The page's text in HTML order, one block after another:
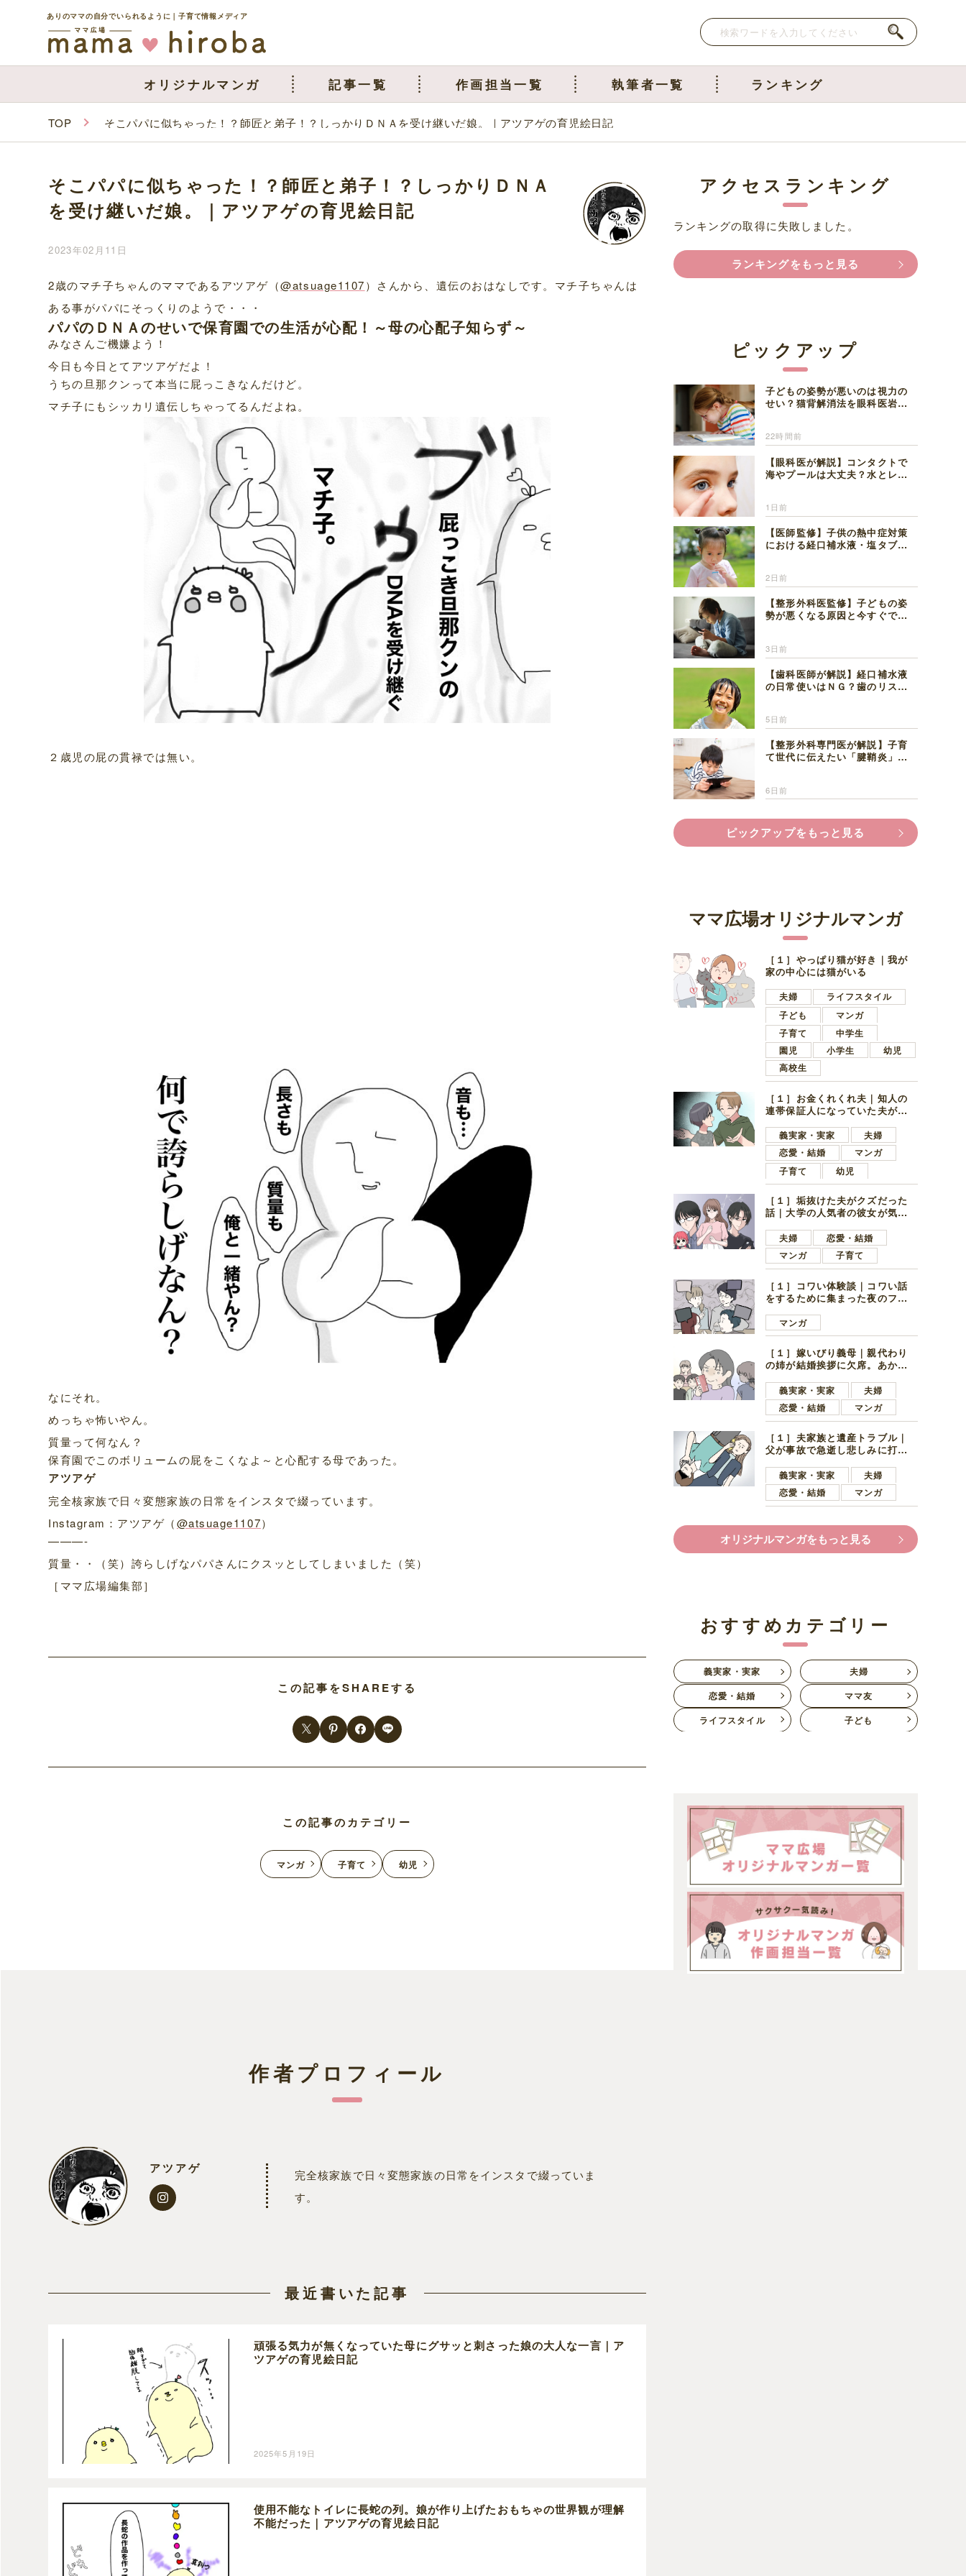
ありのママの自分でいられるように｜子育て情報メディア
オリジナルマンガ 記事一覧 作画担当一覧 執筆者一覧 ランキング
TOP そこパパに似ちゃった！？師匠と弟子！？しっかりＤＮＡを受け継いだ娘。｜アツアゲの育児絵日記
そこパパに似ちゃった！？師匠と弟子！？しっかりＤＮＡ
を受け継いだ娘。｜アツアゲの育児絵日記
2023年02月11日
2歳のマチ子ちゃんのママであるアツアゲ（@atsuage1107）さんから、遺伝のおはなしです。マチ子ちゃんは
ある事がパパにそっくりのようで・・・
パパのＤＮＡのせいで保育園での生活が心配！～母の心配子知らず～
みなさんご機嫌よう！
今日も今日とてアツアゲだよ！
うちの旦那クンって本当に屁っこきなんだけど。
マチ子にもシッカリ遺伝しちゃってるんだよね。
２歳児の屁の貫禄では無い。
なにそれ。
めっちゃ怖いやん。
質量って何なん？
保育園でこのボリュームの屁をこくなよ～と心配する母であった。
アツアゲ
完全核家族で日々変態家族の日常をインスタで綴っています。
Instagram：アツアゲ（@atsuage1107）
———-
質量・・（笑）誇らしげなパパさんにクスッとしてしまいました（笑）
［ママ広場編集部］
この記事をSHAREする
この記事のカテゴリー
マンガ 子育て 幼児
作者プロフィール
アツアゲ
完全核家族で日々変態家族の日常をインスタで綴っていま
す。
最近書いた記事
頑張る気力が無くなっていた母にグサッと刺さった娘の大人な一言｜ア
ツアゲの育児絵日記
2025年5月19日
使用不能なトイレに長蛇の列。娘が作り上げたおもちゃの世界観が理解
不能だった｜アツアゲの育児絵日記
アクセスランキング
ランキングの取得に失敗しました。
ランキングをもっと見る
ピックアップ
子どもの姿勢が悪いのは視力の
せい？猫背解消法を眼科医岩見
22時間前
【眼科医が解説】コンタクトで
海やプールは大丈夫？水とレン
1日前
【医師監修】子供の熱中症対策
における経口補水液・塩タブレ
2日前
【整形外科医監修】子どもの姿
勢が悪くなる原因と今すぐでき
3日前
【歯科医師が解説】経口補水液
の日常使いはＮＧ？歯のリスク
5日前
【整形外科専門医が解説】子育
て世代に伝えたい「腱鞘炎」の
6日前
ピックアップをもっと見る
ママ広場オリジナルマンガ
［１］やっぱり猫が好き｜我が
家の中心には猫がいる
夫婦
ライフスタイル
子ども
マンガ
子育て
中学生
園児
小学生
幼児
高校生
［１］お金くれくれ夫｜知人の
連帯保証人になっていた夫が家
言ってきた
義実家・実家
夫婦
恋愛・結婚
マンガ
子育て
幼児
［１］垢抜けた夫がクズだった
話｜大学の人気者の彼女が気に
子学生
夫婦
恋愛・結婚
マンガ
子育て
［１］コワい体験談｜コワい話
をするために集まった夜のファ
好きの男の子ママ
マンガ
［１］嫁いびり義母｜親代わり
の姉が結婚挨拶に欠席。あから
義実家・実家
夫婦
恋愛・結婚
マンガ
［１］夫家族と遺産トラブル｜
父が事故で急逝し悲しみに打ち
ます夫
義実家・実家
夫婦
恋愛・結婚
マンガ
オリジナルマンガをもっと見る
おすすめカテゴリー
義実家・実家
夫婦
恋愛・結婚
ママ友
ライフスタイル
子ども